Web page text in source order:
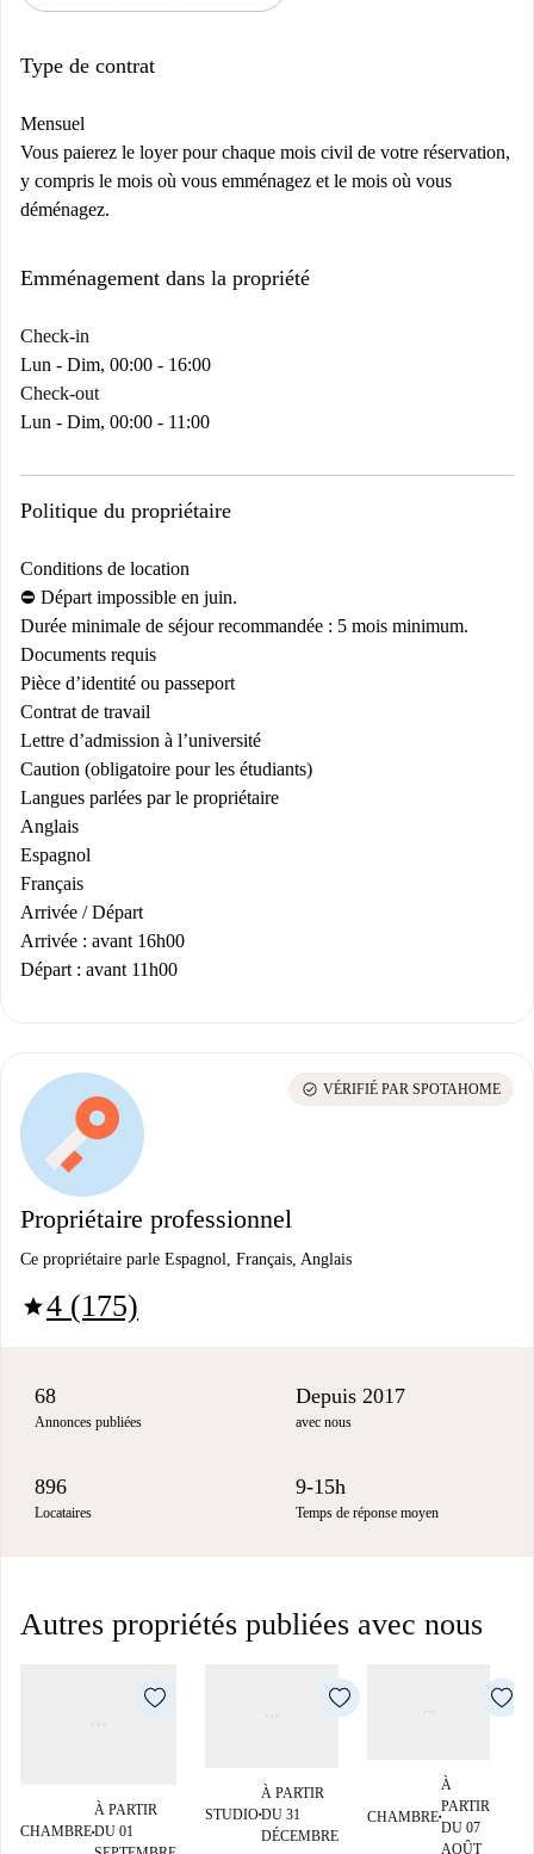
Type de contrat
Mensuel
Vous paierez le loyer pour chaque mois civil de votre réservation,
y compris le mois où vous emménagez et le mois où vous
déménagez.
Emménagement dans la propriété
Check-in
Lun - Dim, 00:00 - 16:00
Check-out
Lun - Dim, 00:00 - 11:00
Politique du propriétaire
Conditions de location
⛔ Départ impossible en juin.
Durée minimale de séjour recommandée : 5 mois minimum.
Documents requis
Pièce d’identité ou passeport
Contrat de travail
Lettre d’admission à l’université
Caution (obligatoire pour les étudiants)
Langues parlées par le propriétaire
Anglais
Espagnol
Français
Arrivée / Départ
Arrivée : avant 16h00
Départ : avant 11h00
Propriétaire professionnel
Ce propriétaire parle Espagnol, Français, Anglais
star4 (175)
check_circle VÉRIFIÉ PAR SPOTAHOME
68
Annonces publiées
Depuis 2017
avec nous
896
Locataires
9-15h
Temps de réponse moyen
Autres propriétés publiées avec nous
CHAMBRE■
À PARTIR
DU 01
STUDIO■
À PARTIR
DU 31
DÉCEMBRE
CHAMBRE■
À
PARTIR
DU 07
AOÛT